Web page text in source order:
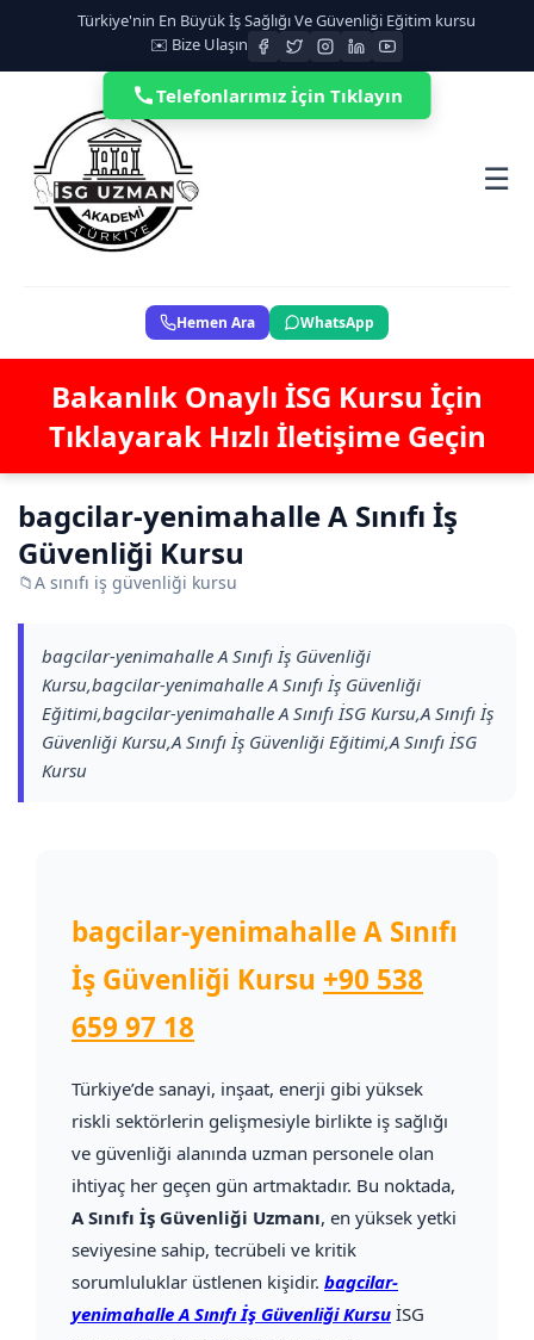
Türkiye'nin En Büyük İş Sağlığı Ve Güvenliği Eğitim kursu
✉️ Bize Ulaşın
☰
Hemen Ara WhatsApp
Bakanlık Onaylı İSG Kursu İçin
Tıklayarak Hızlı İletişime Geçin
bagcilar-yenimahalle A Sınıfı İş
Güvenliği Kursu
📁A sınıfı iş güvenliği kursu
bagcilar-yenimahalle A Sınıfı İş Güvenliği
Kursu,bagcilar-yenimahalle A Sınıfı İş Güvenliği
Eğitimi,bagcilar-yenimahalle A Sınıfı İSG Kursu,A Sınıfı İş
Güvenliği Kursu,A Sınıfı İş Güvenliği Eğitimi,A Sınıfı İSG
Kursu
bagcilar-yenimahalle A Sınıfı
İş Güvenliği Kursu +90 538
659 97 18
Türkiye’de sanayi, inşaat, enerji gibi yüksek
riskli sektörlerin gelişmesiyle birlikte iş sağlığı
ve güvenliği alanında uzman personele olan
ihtiyaç her geçen gün artmaktadır. Bu noktada,
A Sınıfı İş Güvenliği Uzmanı, en yüksek yetki
seviyesine sahip, tecrübeli ve kritik
sorumluluklar üstlenen kişidir. bagcilar-
yenimahalle A Sınıfı İş Güvenliği Kursu İSG
Telefonlarımız İçin Tıklayın